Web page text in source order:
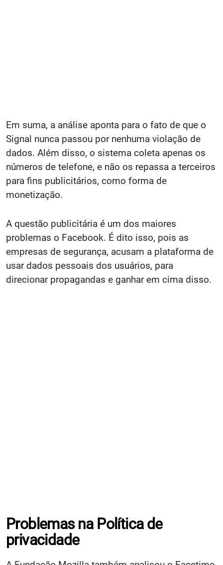
Em suma, a análise aponta para o fato de que o
Signal nunca passou por nenhuma violação de
dados. Além disso, o sistema coleta apenas os
números de telefone, e não os repassa a terceiros
para fins publicitários, como forma de
monetização.
A questão publicitária é um dos maiores
problemas o Facebook. É dito isso, pois as
empresas de segurança, acusam a plataforma de
usar dados pessoais dos usuários, para
direcionar propagandas e ganhar em cima disso.
Problemas na Política de
privacidade